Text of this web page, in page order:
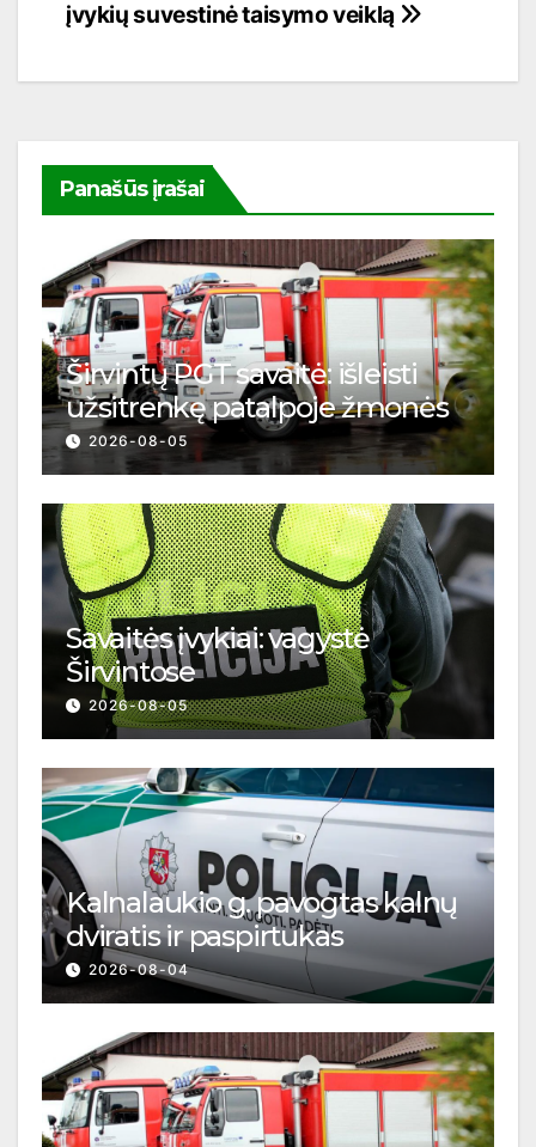
įrašų
taisymo veiklą
įvykių suvestinė
Panašūs įrašai
Širvintų PGT savaitė: išleisti
užsitrenkę patalpoje žmonės
2026-08-05
Savaitės įvykiai: vagystė
Širvintose
2026-08-05
Kalnalaukio g. pavogtas kalnų
dviratis ir paspirtukas
2026-08-04